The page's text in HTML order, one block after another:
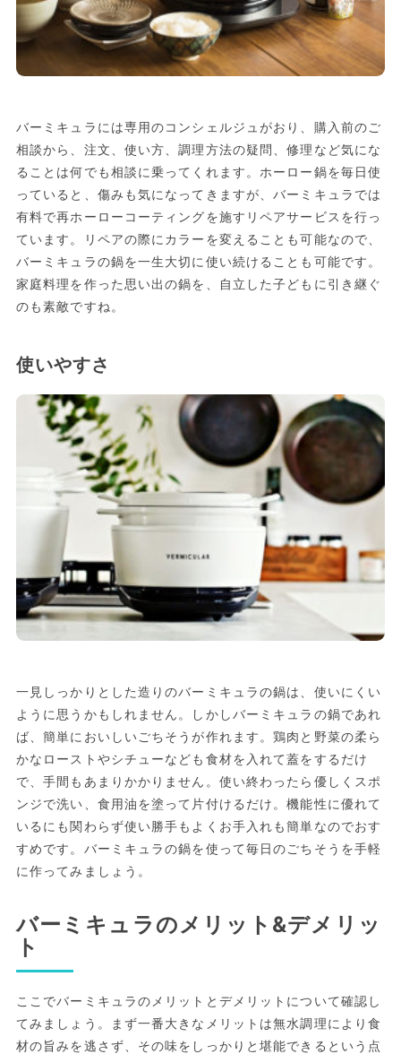
バーミキュラには専用のコンシェルジュがおり、購入前のご
相談から、注文、使い方、調理方法の疑問、修理など気にな
ることは何でも相談に乗ってくれます。ホーロー鍋を毎日使
っていると、傷みも気になってきますが、バーミキュラでは
有料で再ホーローコーティングを施すリペアサービスを行っ
ています。リペアの際にカラーを変えることも可能なので、
バーミキュラの鍋を一生大切に使い続けることも可能です。
家庭料理を作った思い出の鍋を、自立した子どもに引き継ぐ
のも素敵ですね。
使いやすさ
一見しっかりとした造りのバーミキュラの鍋は、使いにくい
ように思うかもしれません。しかしバーミキュラの鍋であれ
ば、簡単においしいごちそうが作れます。鶏肉と野菜の柔ら
かなローストやシチューなども食材を入れて蓋をするだけ
で、手間もあまりかかりません。使い終わったら優しくスポ
ンジで洗い、食用油を塗って片付けるだけ。機能性に優れて
いるにも関わらず使い勝手もよくお手入れも簡単なのでおす
すめです。バーミキュラの鍋を使って毎日のごちそうを手軽
に作ってみましょう。
バーミキュラのメリット&デメリッ
ト
ここでバーミキュラのメリットとデメリットについて確認し
てみましょう。まず一番大きなメリットは無水調理により食
材の旨みを逃さず、その味をしっかりと堪能できるという点